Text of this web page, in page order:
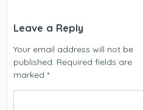
Leave a Reply
Your email address will not be
published. Required fields are
marked*